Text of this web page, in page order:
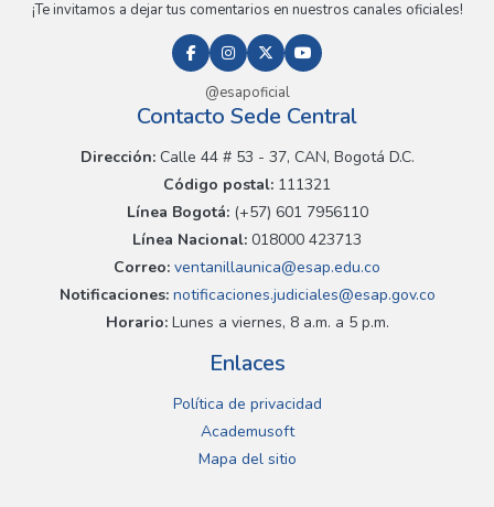
¡Te invitamos a dejar tus comentarios en nuestros canales oficiales!
@esapoficial
Contacto Sede Central
Dirección:Calle 44 # 53 - 37, CAN, Bogotá D.C.
Código postal: 111321
Línea Bogotá:(+57) 601 7956110
Línea Nacional: 018000 423713
Correo: ventanillaunica@esap.edu.co
Notificaciones:notificaciones.judiciales@esap.gov.co
Horario:Lunes a viernes, 8 a.m. a 5 p.m.
Enlaces
Política de privacidad
Academusoft
Mapa del sitio